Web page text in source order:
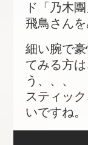
ド「乃木
飛鳥さん
細い腕で
てみる方
う、、、
スティッ
いですね。